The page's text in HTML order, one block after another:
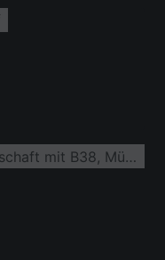
Von Bergen umsäumte Tallandschaft mit B38, Mühlgraben und Renchtalbahn